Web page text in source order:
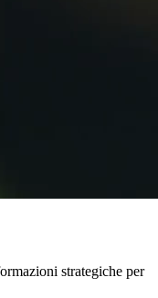
strategiche per